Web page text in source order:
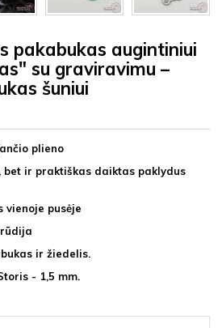
pakabukas augintiniui
su graviravimu –
šuniui
plieno
bet ir praktiškas daiktas paklydus
vienoje pusėje
ir žiedelis.
- 1,5 mm.